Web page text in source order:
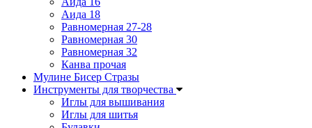
Аида 18
Равномерная 27-28
Равномерная 30
Равномерная 32
Канва прочая
Мулине Бисер Стразы
Инструменты для творчества
Иглы для вышивания
Иглы для шитья